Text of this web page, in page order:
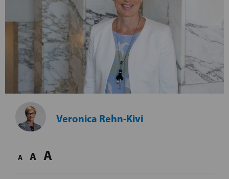
Veronica Rehn-Kivi
A A A